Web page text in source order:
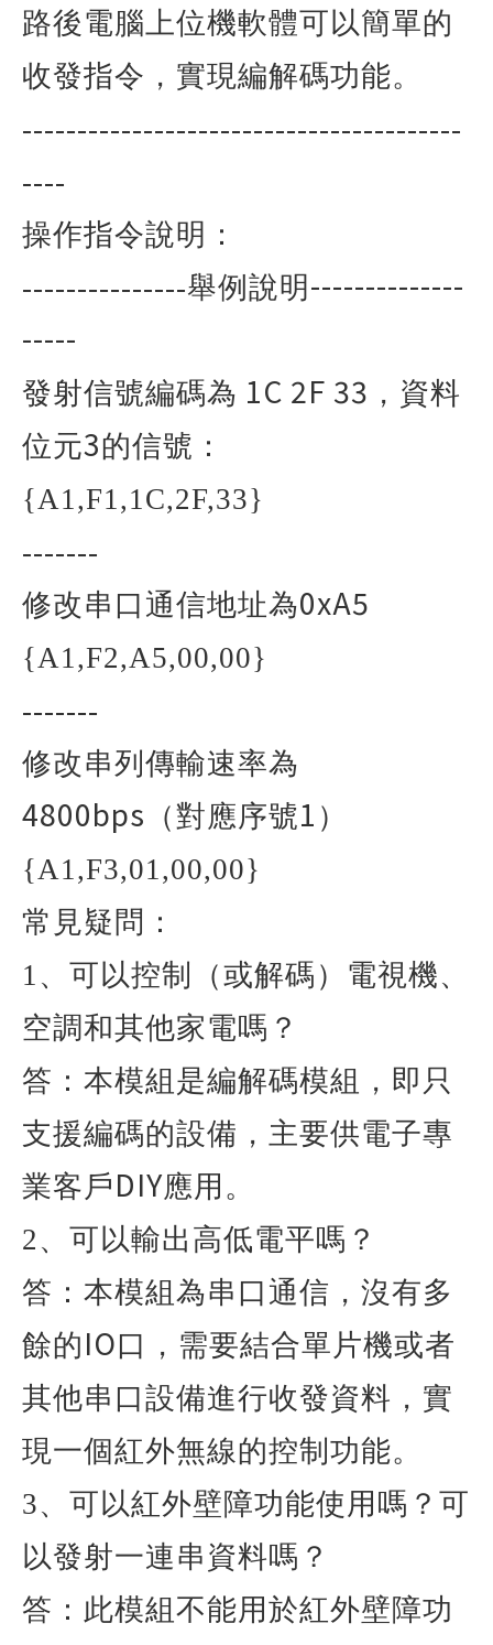
路後電腦上位機軟體可以簡單的
收發指令，實現編解碼功能。
----------------------------------------
----
操作指令說明：
---------------舉例說明 --------------
-----
發射信號編碼為 1C 2F 33 ，資料
位元3的信號：
{A1,F1,1C,2F,33}
-------
修改串口通信地址為0xA5
{A1,F2,A5,00,00}
-------
修改串列傳輸速率為
4800bps （對應序號1 ）
{A1,F3,01,00,00}
常見疑問：
1 、可以控制（或解碼）電視機、
空調和其他家電嗎？
答：本模組是編解碼模組，即只
支援編碼的設備，主要供電子專
業客戶 DIY應用。
2 、可以輸出高低電平嗎？
答：本模組為串口通信，沒有多
餘的 IO口，需要結合單片機或者
其他串口設備進行收發資料，實
現一個紅外無線的控制功能。
3、可以紅外壁障功能使用嗎？可
以發射一連串資料嗎？
答：此模組不能用於紅外壁障功